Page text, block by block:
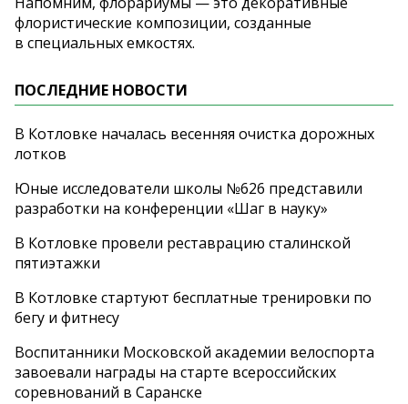
флористические композиции, созданные
в специальных емкостях.
ПОСЛЕДНИЕ НОВОСТИ
В Котловке началась весенняя очистка дорожных
лотков
Юные исследователи школы №626 представили
разработки на конференции «Шаг в науку»
В Котловке провели реставрацию сталинской
пятиэтажки
В Котловке стартуют бесплатные тренировки по
бегу и фитнесу
Воспитанники Московской академии велоспорта
завоевали награды на старте всероссийских
соревнований в Саранске